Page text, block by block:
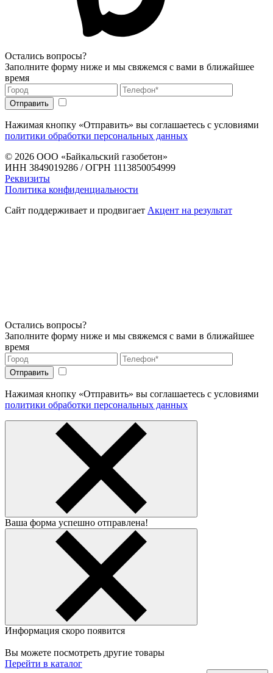
Остались вопросы?
Заполните форму ниже и мы свяжемся с вами в ближайшее
время
Нажимая кнопку «Отправить» вы соглашаетесь с условиями
политики обработки персональных данных
© 2026 ООО «Байкальский газобетон»
ИНН 3849019286 / ОГРН 1113850054999
Реквизиты
Политика конфиденциальности
Сайт поддерживает и продвигает Акцент на результат
Остались вопросы?
Заполните форму ниже и мы свяжемся с вами в ближайшее
время
Нажимая кнопку «Отправить» вы соглашаетесь с условиями
политики обработки персональных данных
Ваша форма успешно отправлена!
Информация скоро появится
Вы можете посмотреть другие товары
Перейти в каталог